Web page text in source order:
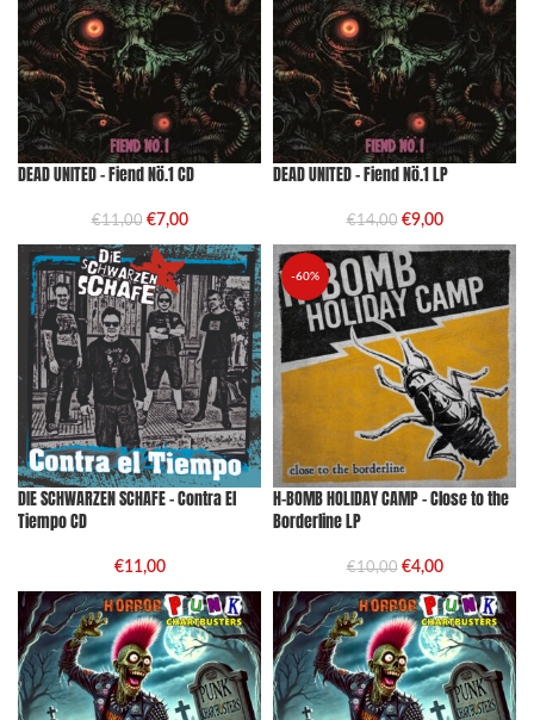
DEAD UNITED – Fiend Nö.1 CD
€11,00 €7,00
DEAD UNITED – Fiend Nö.1 LP
€14,00 €9,00
DIE SCHWARZEN SCHAFE – Contra El
Tiempo CD
€11,00
-60%
H-BOMB HOLIDAY CAMP – Close to the
Borderline LP
€10,00 €4,00